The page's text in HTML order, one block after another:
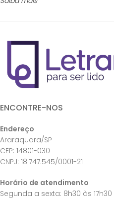
ENCONTRE-NOS
Endereço
Araraquara/SP
CEP: 14801-030
CNPJ: 18.747.545/0001-21
Horário de atendimento
Segunda a sexta: 8h30 às 17h30